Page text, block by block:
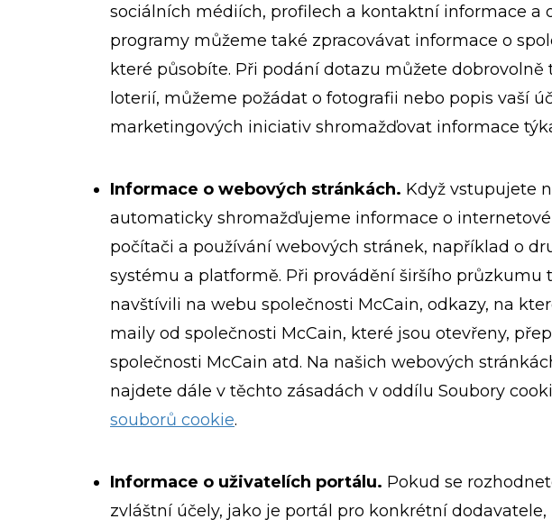
sociálních médiích, profilech a kontaktní informace
programy můžeme také zpracovávat informace o
které působíte. Při podání dotazu můžete
loterií, můžeme požádat o fotografii nebo popis vaší
marketingových iniciativ shromažďovat informace
Informace o webových stránkách. Když vstupujete
automaticky shromažďujeme informace o
počítači a používání webových stránek, například o
systému a platformě. Při provádění širšího
navštívili na webu společnosti McCain, odkazy, na
maily od společnosti McCain, které jsou otevřeny,
společnosti McCain atd. Na našich webových
najdete dále v těchto zásadách v oddílu Soubory
souborů cookie.
Informace o uživatelích portálu. Pokud se
zvláštní účely, jako je portál pro konkrétní